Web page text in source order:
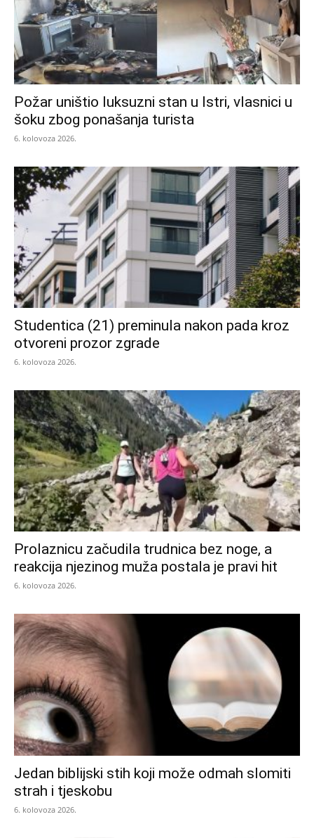
Požar uništio luksuzni stan u Istri, vlasnici u
šoku zbog ponašanja turista
6. kolovoza 2026.
Studentica (21) preminula nakon pada kroz
otvoreni prozor zgrade
6. kolovoza 2026.
Prolaznicu začudila trudnica bez noge, a
reakcija njezinog muža postala je pravi hit
6. kolovoza 2026.
Jedan biblijski stih koji može odmah slomiti
strah i tjeskobu
6. kolovoza 2026.